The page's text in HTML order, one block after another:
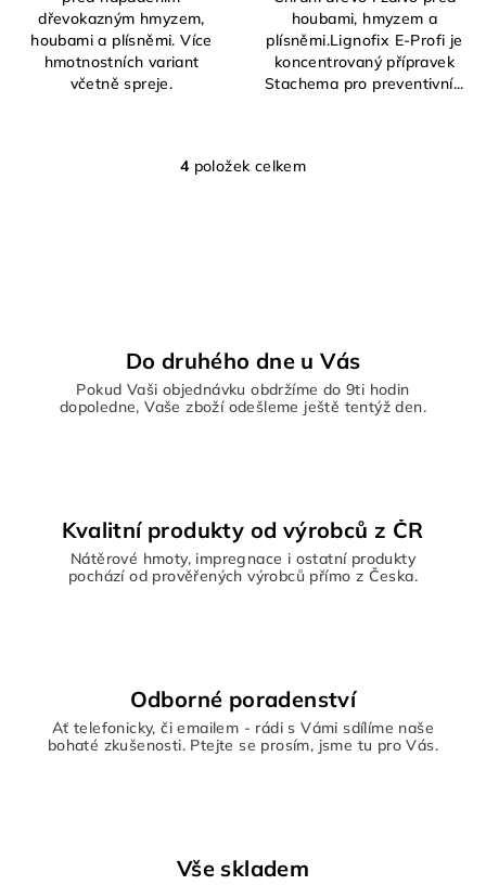
dřevokazným hmyzem,
houbami a plísněmi. Více
hmotnostních variant
včetně spreje.
houbami, hmyzem a
plísněmi.Lignofix E-Profi je
koncentrovaný přípravek
Stachema pro preventivní...
O
í
p
r
ý
p
i
4položek celkem
Do druhého dne u Vás
Pokud Vaši objednávku obdržíme do 9ti hodin
dopoledne, Vaše zboží odešleme ještě tentýž den.
Kvalitní produkty od výrobců z ČR
Nátěrové hmoty, impregnace i ostatní produkty
pochází od prověřených výrobců přímo z Česka.
Odborné poradenství
Ať telefonicky, či emailem - rádi s Vámi sdílíme naše
bohaté zkušenosti. Ptejte se prosím, jsme tu pro Vás.
Vše skladem